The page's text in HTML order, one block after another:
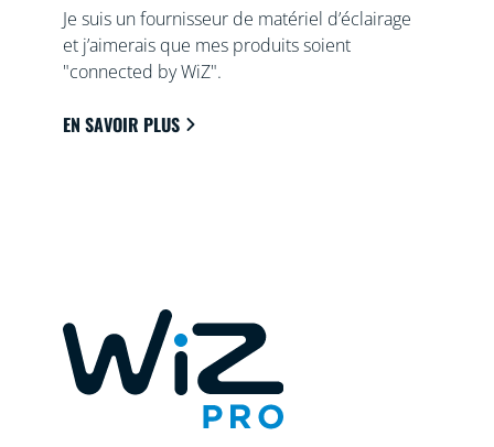
Je suis un fournisseur de matériel d’éclairage
et j’aimerais que mes produits soient
"connected by WiZ".
EN SAVOIR PLUS